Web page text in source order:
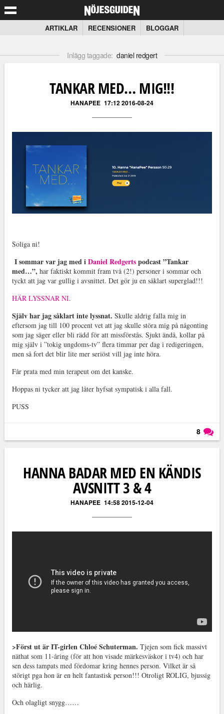
ARTIKLAR RECENSIONER BLOGGAR
Inlägg taggade: daniel redgert
TANKAR MED… MIG!!!
HANAPEE 17:12 2016-08-24
Soliga ni!
I sommar var jag med iDaniel Redgertspodcast ”Tankar
med…”, har faktiskt kommit fram två (2!) personer i sommar och
tyckt att jag var gullig i avsnittet. Det gör ju en såklart superglad!!!
HÄR LYSSNAR NI.
Själv har jag såklart inte lyssnat. Skulle aldrig falla mig in
eftersom jag till 100 procent vet att jag skulle störa mig på någonting
som jag säger eller bli rädd för att missförstås. Sjukt ändå, kollar på
mig själv i ”tokig ungdoms-tv” flera timmar per dag i redigeringen,
men så fort det blir lite mer seriöst vill jag inte höra.
Får prata med min terapeut om det kanske.
Hoppas ni tycker att jag låter hyfsat sympatisk i alla fall.
PUSS
8
HANNA BADAR MED EN KÄNDIS
AVSNITT 3 & 4
HANAPEE 14:58 2015-12-04
>Först ut är IT-girlen Chloé Schuterman. Tjejen som fick massivt
näthat som 11-åring (för att hon visade märkesväskor i tv4) och har
sen dess tampats med fördomar kring hennes person. Vilket är så
störigt pga hon är en helt fantastisk person!!! Otroligt ROLIG, bjussig
och härlig.
Och olagligt snygg……